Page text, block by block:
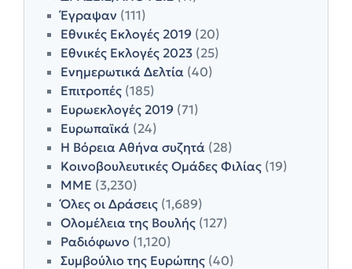
Έγραψαν (111)
Εθνικές Εκλογές 2019 (20)
Εθνικές Εκλογές 2023 (25)
Ενημερωτικά Δελτία (40)
Επιτροπές (185)
Ευρωεκλογές 2019 (71)
Ευρωπαϊκά (24)
Η Βόρεια Αθήνα συζητά (28)
Κοινοβουλευτικές Ομάδες Φιλίας (19)
ΜΜΕ (3,230)
Όλες οι Δράσεις (1,689)
Ολομέλεια της Βουλής (127)
Ραδιόφωνο (1,120)
Συμβούλιο της Ευρώπης (40)